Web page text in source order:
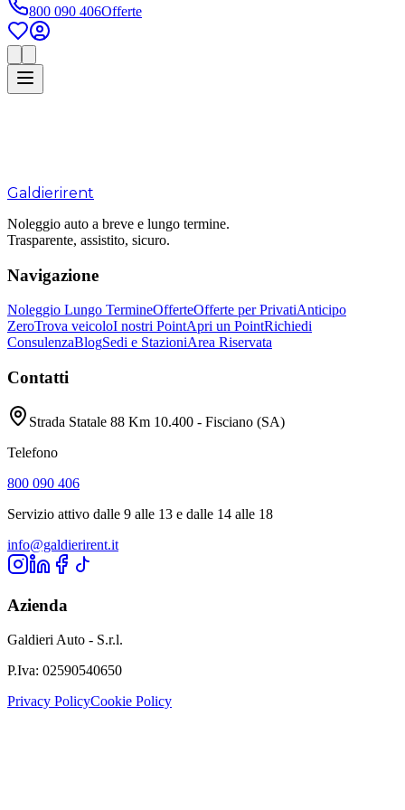
800 090 406Offerte
Galdierirent
Noleggio auto a breve e lungo termine.
Trasparente, assistito, sicuro.
Navigazione
Noleggio Lungo TermineOfferteOfferte per PrivatiAnticipo
ZeroTrova veicoloI nostri PointApri un PointRichiedi
ConsulenzaBlogSedi e StazioniArea Riservata
Contatti
Strada Statale 88 Km 10.400 - Fisciano (SA)
Telefono
800 090 406
Servizio attivo dalle 9 alle 13 e dalle 14 alle 18
info@galdierirent.it
Azienda
Galdieri Auto - S.r.l.
P.Iva: 02590540650
Privacy PolicyCookie Policy